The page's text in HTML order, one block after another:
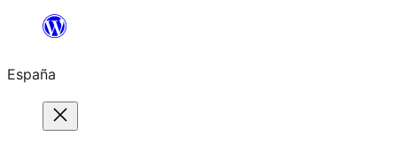
Saltar
contenido
España